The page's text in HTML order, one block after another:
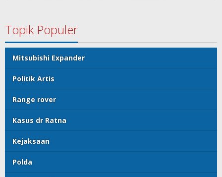
Topik Populer
Mitsubishi Expander
Politik Artis
Range rover
Kasus dr Ratna
Kejaksaan
Polda